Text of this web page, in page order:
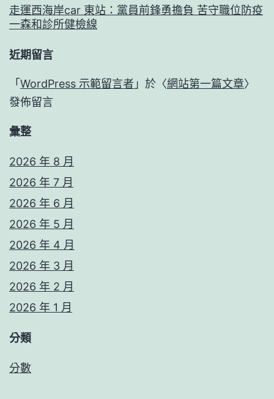
走運西海岸car 東站：黨員前鋒勇擔負 苦守職位防疫
一森和診所健檢線
近期留言
「 WordPress 示範留言者 」於〈網站第一篇文章〉
發佈留言
彙整
2026 年 8 月
2026 年 7 月
2026 年 6 月
2026 年 5 月
2026 年 4 月
2026 年 3 月
2026 年 2 月
2026 年 1 月
分類
分數